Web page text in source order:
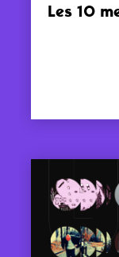
Les 10